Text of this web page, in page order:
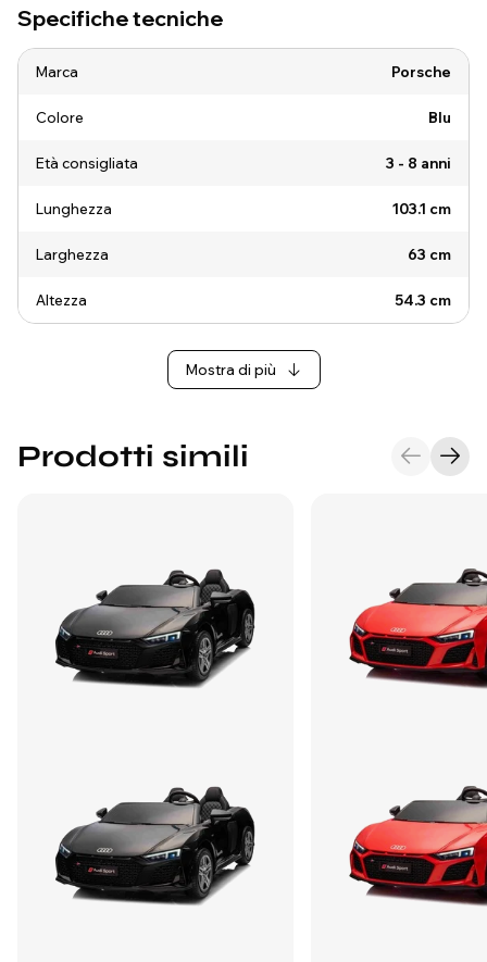
Specifiche tecniche
Marca Porsche
Colore Blu
Età consigliata 3 - 8 anni
Lunghezza 103.1 cm
Larghezza 63 cm
Altezza 54.3 cm
Mostra di più
Prodotti simili